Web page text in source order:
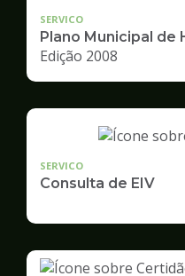
SERVICO
Plano Municipal de
Edição 2008
SERVICO
Consulta de EIV